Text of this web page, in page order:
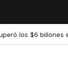
los $6 billones